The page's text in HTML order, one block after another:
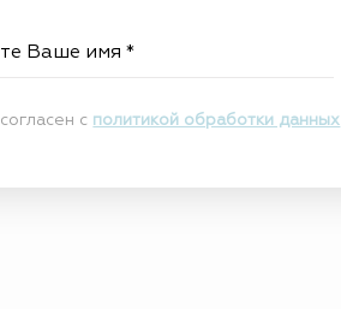
с политикой обработки данных